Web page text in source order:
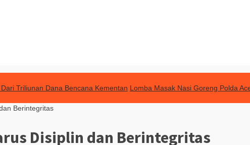
Triliunan Dana Bencana Kementan Lomba Masak Nasi Goreng Polda
Berintegritas
Disiplin dan Berintegritas